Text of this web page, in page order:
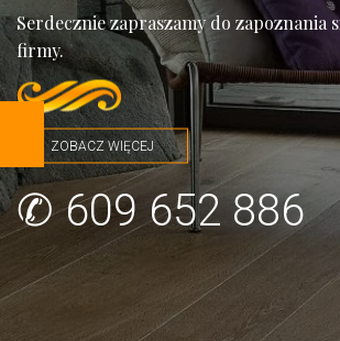
Serdecznie zapraszamy do zapoznania
firmy.
ZOBACZ WIĘCEJ
✆609 652 886